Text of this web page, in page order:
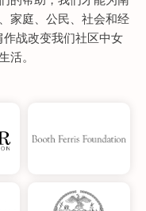
家庭、公民、社会和经
战改变我们社区中女
活。